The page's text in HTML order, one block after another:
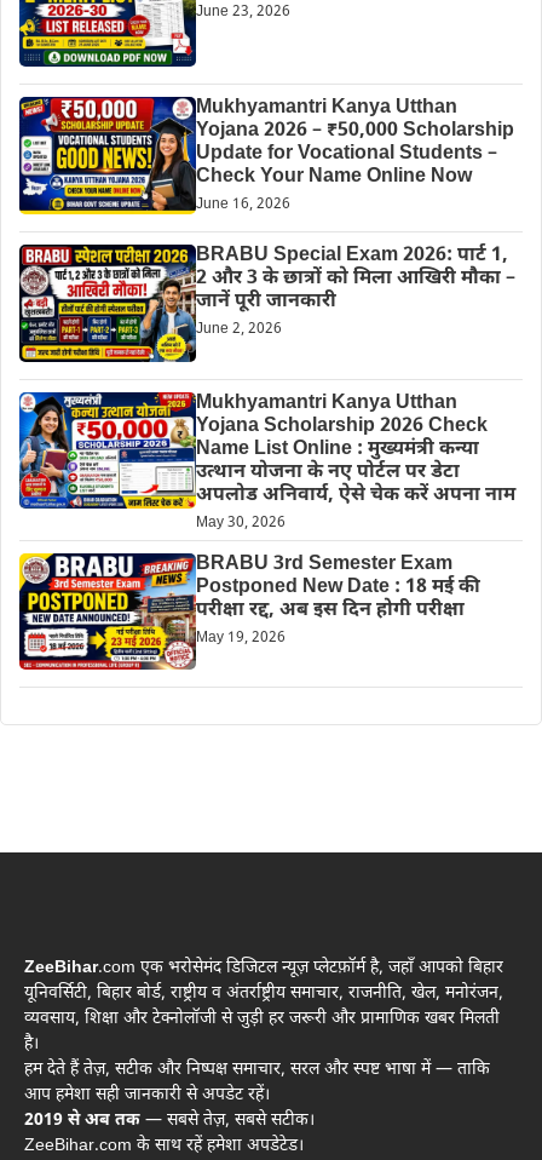
June 23, 2026
Mukhyamantri Kanya Utthan
Yojana 2026 – ₹50,000 Scholarship
Update for Vocational Students –
Check Your Name Online Now
June 16, 2026
BRABU Special Exam 2026: पार्ट 1,
2 और 3 के छात्रों को मिला आखिरी मौका –
जानें पूरी जानकारी
June 2, 2026
Mukhyamantri Kanya Utthan
Yojana Scholarship 2026 Check
Name List Online : मुख्यमंत्री कन्या
उत्थान योजना के नए पोर्टल पर डेटा
अपलोड अनिवार्य, ऐसे चेक करें अपना नाम
May 30, 2026
BRABU 3rd Semester Exam
Postponed New Date : 18 मई की
परीक्षा रद्द, अब इस दिन होगी परीक्षा
May 19, 2026
ZeeBihar.com एक भरोसेमंद डिजिटल न्यूज़ प्लेटफ़ॉर्म है, जहाँ आपको बिहार
यूनिवर्सिटी, बिहार बोर्ड, राष्ट्रीय व अंतर्राष्ट्रीय समाचार, राजनीति, खेल, मनोरंजन,
व्यवसाय, शिक्षा और टेक्नोलॉजी से जुड़ी हर जरूरी और प्रामाणिक खबर मिलती
है।
हम देते हैं तेज़, सटीक और निष्पक्ष समाचार, सरल और स्पष्ट भाषा में — ताकि
आप हमेशा सही जानकारी से अपडेट रहें।
2019 से अब तक — सबसे तेज़, सबसे सटीक।
ZeeBihar.com के साथ रहें हमेशा अपडेटेड।